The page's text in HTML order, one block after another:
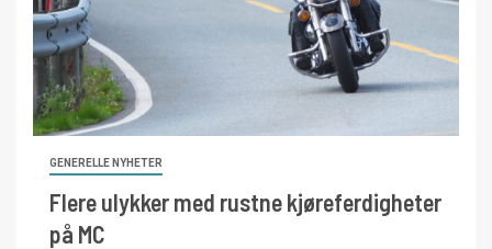
GENERELLE NYHETER
Flere ulykker med rustne kjøreferdigheter
på MC